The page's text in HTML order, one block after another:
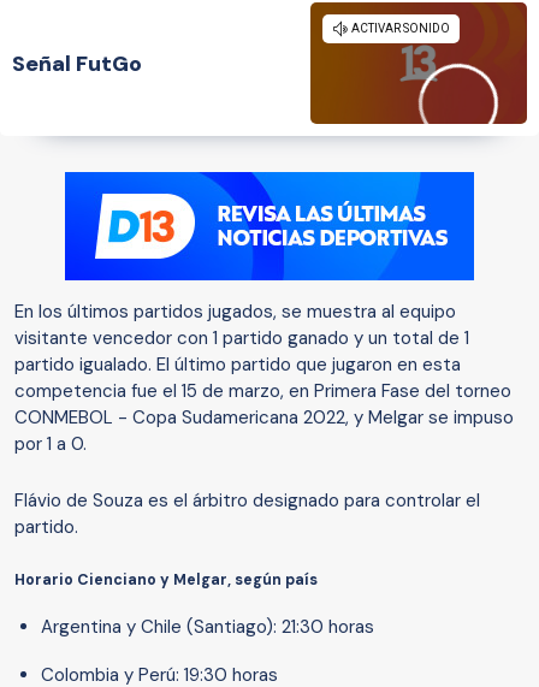
Señal FutGo
En los últimos partidos jugados, se muestra al equipo
visitante vencedor con 1 partido ganado y un total de 1
partido igualado. El último partido que jugaron en esta
competencia fue el 15 de marzo, en Primera Fase del torneo
CONMEBOL - Copa Sudamericana 2022, y Melgar se impuso
por 1 a 0.
Flávio de Souza es el árbitro designado para controlar el
partido.
Horario Cienciano y Melgar, según país
Argentina y Chile (Santiago): 21:30 horas
Colombia y Perú: 19:30 horas